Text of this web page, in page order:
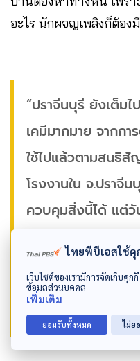
อะไร นักผจญเพลิงก็ต้อง
“ปราจีนบุรี ยังเต็ม
เคมีมากมาย จากก
ใช้ไปแล้วตามสนธิสั
โรงงานใน จ.ปราจี
ควบคุมสิ่งนี้ได้ แต่วั
ต่อพี่น้องประชาชนอ
สุเมธ เหรียญพงษ์นาม
ไทยพีบีเอสใช้คุ
เว็บไซต์ของเรามีการจัดเก็บคุ
ข้อมูลส่วนบุคคล
เพิ่มเติม
ยอมรับทั้งหมด ไม่ย